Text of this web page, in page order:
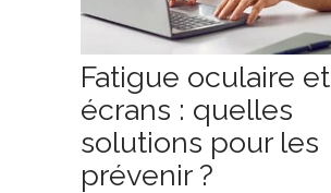
Fatigue oculaire et
écrans : quelles
solutions pour les
prévenir ?